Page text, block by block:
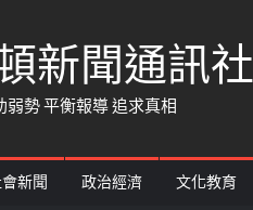
新聞通訊社
弱勢 平衡報導 追求真相
新聞 政治經濟 文化教育